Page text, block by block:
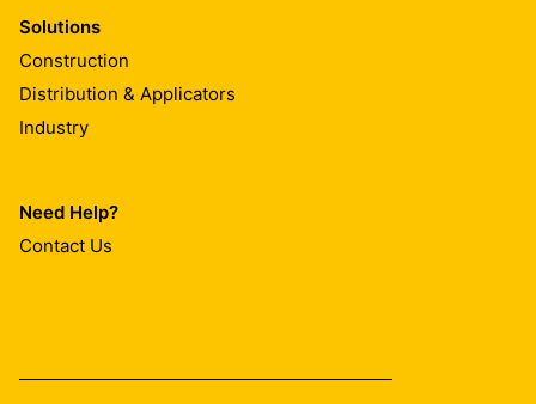
Solutions
Construction
Distribution & Applicators
Industry
Need Help?
Contact Us